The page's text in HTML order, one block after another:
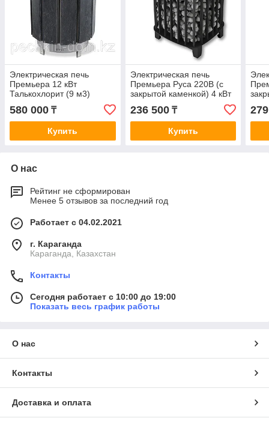
Электрическая печь
Премьера 12 кВт
Талькохлорит (9 м3)
580 000 ₸
Купить
Электрическая печь
Премьера Руса 220В (с
закрытой каменкой) 4 кВт
236 500₸
Купить
О нас
Рейтинг не сформирован
Менее 5 отзывов за последний год
Работает с 04.02.2021
г. Караганда
Караганда, Казахстан
Контакты
Сегодня работает с 10:00 до 19:00
Показать весь график работы
О нас
Контакты
Доставка и оплата